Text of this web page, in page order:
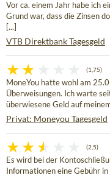
Vor ca. einem Jahr habe ich
Grund war, dass die Zinsen
[...]
VTB Direktbank Tagesgeld
(1,75)
MoneYou hatte wohl am
Überweisungen. Ich warte
überwiesene Geld auf
Privat: Moneyou Tagesgeld
(2,5)
Es wird bei der
Informationen eine Gebühr